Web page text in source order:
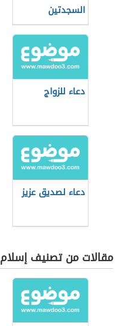
السجدتين
دعاء للزواج
دعاء لصديق عزيز
مقالات من تصنيف إسلام